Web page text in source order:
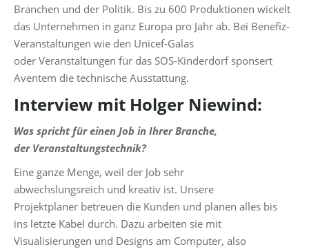
Branchen und der Politik. Bis zu 600 Produktionen wickelt
das Unternehmen in ganz Europa pro Jahr ab. Bei Benefiz-
Veranstaltungen wie den Unicef-Galas
oder Veranstaltungen für das SOS-Kinderdorf sponsert
Aventem die technische Ausstattung.
Interview mit Holger Niewind:
Was spricht für einen Job in Ihrer Branche,
der Veranstaltungstechnik?
Eine ganze Menge, weil der Job sehr
abwechslungsreich und kreativ ist. Unsere
Projektplaner betreuen die Kunden und planen alles bis
ins letzte Kabel durch. Dazu arbeiten sie mit
Visualisierungen und Designs am Computer, also